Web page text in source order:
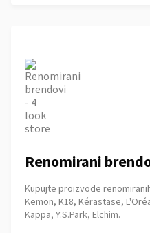
Renomirani
Kupujte proizvode
Kemon, K18, Kérastase,
Kappa, Y.S.Park, Elchim.